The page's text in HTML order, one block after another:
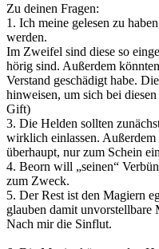
Zu deinen Fragen:
1. Ich meine gelesen zu
werden.
Im Zweifel sind diese so
hörig sind. Außerdem
Verstand geschädigt habe.
hinweisen, um sich bei
Gift)
3. Die Helden sollten
wirklich einlassen.
überhaupt, nur zum Schein
4. Beorn will „seinen“
zum Zweck.
5. Der Rest ist den Magiern
glauben damit unvorstellbare
Nach mir die Sinflut.